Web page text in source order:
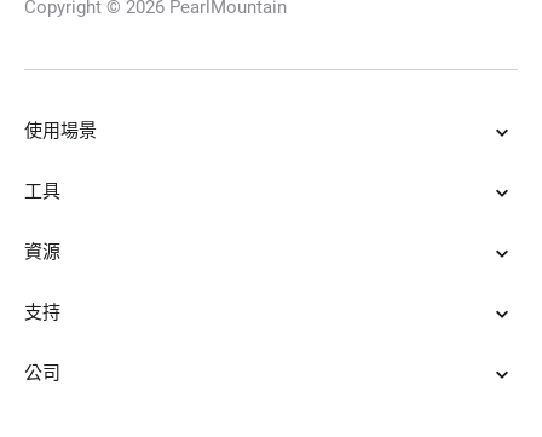
Copyright © 2026 PearlMountain
使用場景
工具
資源
支持
公司